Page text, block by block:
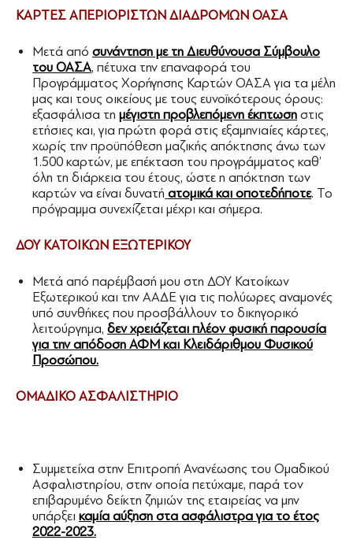
ΚΑΡΤΕΣ ΑΠΕΡΙΟΡΙΣΤΩΝ ΔΙΑΔΡΟΜΩΝ ΟΑΣΑ
Μετά από συνάντηση με τη Διευθύνουσα Σύμβουλο
του ΟΑΣΑ, πέτυχα την επαναφορά του
Προγράμματος Χορήγησης Καρτών ΟΑΣΑ για τα μέλη
μας και τους οικείους με τους ευνοϊκότερους όρους:
εξασφάλισα τη μέγιστη προβλεπόμενη έκπτωση στις
ετήσιες και, για πρώτη φορά στις εξαμηνιαίες κάρτες,
χωρίς την προϋπόθεση μαζικής απόκτησης άνω των
1.500 καρτών, με επέκταση του προγράμματος καθ’
όλη τη διάρκεια του έτους, ώστε η απόκτηση των
καρτών να είναι δυνατή ατομικά και οποτεδήποτε. Το
πρόγραμμα συνεχίζεται μέχρι και σήμερα.
ΔΟΥ ΚΑΤΟΙΚΩΝ ΕΞΩΤΕΡΙΚΟΥ
Μετά από παρέμβασή μου στη ΔΟΥ Κατοίκων
Εξωτερικού και την ΑΑΔΕ για τις πολύωρες αναμονές
υπό συνθήκες που προσβάλλουν το δικηγορικό
λειτούργημα, δεν χρειάζεται πλέον φυσική παρουσία
για την απόδοση ΑΦΜ και Κλειδάριθμου Φυσικού
Προσώπου.
ΟΜΑΔΙΚΟ ΑΣΦΑΛΙΣΤΗΡΙΟ
Συμμετείχα στην Επιτροπή Ανανέωσης του Ομαδικού
Ασφαλιστηρίου, στην οποία πετύχαμε, παρά τον
επιβαρυμένο δείκτη ζημιών της εταιρείας να μην
υπάρξει καμία αύξηση στα ασφάλιστρα για το έτος
2022-2023.